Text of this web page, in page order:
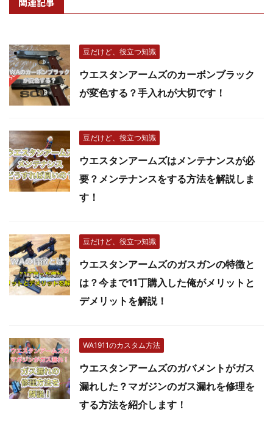
豆だけど、役立つ知識
ウエスタンアームズのカーボンブラック
が変色する？手入れが大切です！
豆だけど、役立つ知識
ウエスタンアームズはメンテナンスが必
要？メンテナンスをする方法を解説しま
す！
豆だけど、役立つ知識
ウエスタンアームズのガスガンの特徴と
は？今まで11丁購入した俺がメリットと
デメリットを解説！
WA1911のカスタム方法
ウエスタンアームズのガバメントがガス
漏れした？マガジンのガス漏れを修理を
する方法を紹介します！